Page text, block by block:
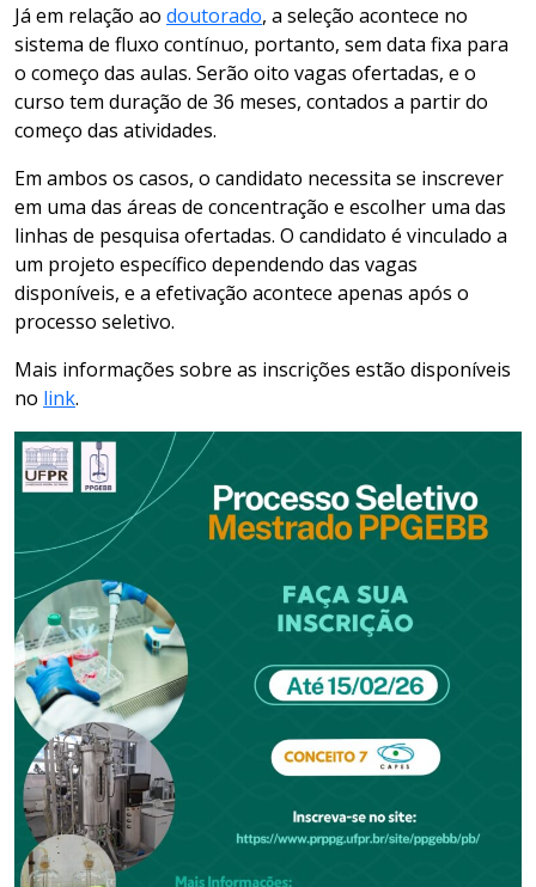
Já em relação ao doutorado, a seleção acontece no
sistema de fluxo contínuo, portanto, sem data fixa para
o começo das aulas. Serão oito vagas ofertadas, e o
curso tem duração de 36 meses, contados a partir do
começo das atividades.
Em ambos os casos, o candidato necessita se inscrever
em uma das áreas de concentração e escolher uma das
linhas de pesquisa ofertadas. O candidato é vinculado a
um projeto específico dependendo das vagas
disponíveis, e a efetivação acontece apenas após o
processo seletivo.
Mais informações sobre as inscrições estão disponíveis
no link.